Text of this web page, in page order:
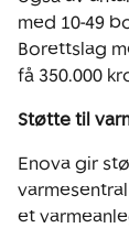
med 10-49
Borettslag
få 350.000
Støtte til
Enova gir
et